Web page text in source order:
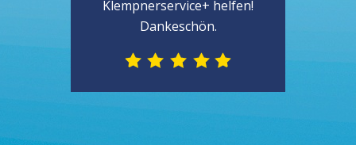
Klempnerservice+ helfen!
Dankeschön.